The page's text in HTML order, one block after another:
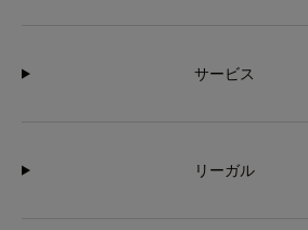
サービス
リーガル